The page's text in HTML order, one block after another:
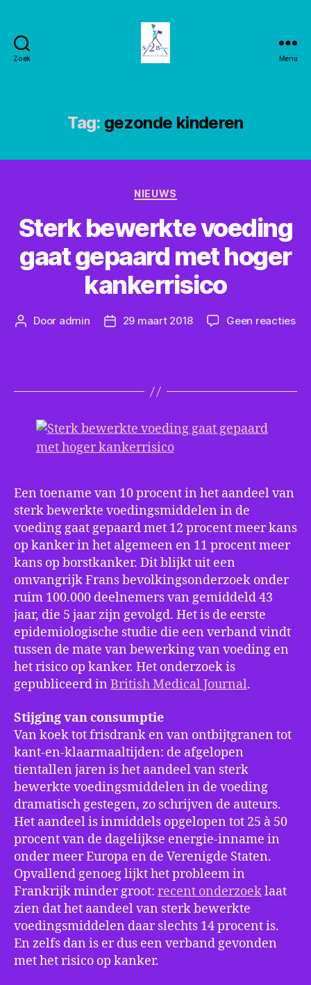
Zoek Menu
Tag: gezonde kinderen
Categorieën
NIEUWS
Sterk bewerkte voeding
gaat gepaard met hoger
kankerrisico
Berichtauteur
Door admin Berichtdatum
29 maart 2018 Geen reactiesop
Een toename van 10 procent in het aandeel van
sterk bewerkte voedingsmiddelen in de
voeding gaat gepaard met 12 procent meer kans
op kanker in het algemeen en 11 procent meer
kans op borstkanker. Dit blijkt uit een
omvangrijk Frans bevolkingsonderzoek onder
ruim 100.000 deelnemers van gemiddeld 43
jaar, die 5 jaar zijn gevolgd. Het is de eerste
epidemiologische studie die een verband vindt
tussen de mate van bewerking van voeding en
het risico op kanker. Het onderzoek is
gepubliceerd in British Medical Journal.
Stijging van consumptie
Van koek tot frisdrank en van ontbijtgranen tot
kant-en-klaarmaaltijden: de afgelopen
tientallen jaren is het aandeel van sterk
bewerkte voedingsmiddelen in de voeding
dramatisch gestegen, zo schrijven de auteurs.
Het aandeel is inmiddels opgelopen tot 25 à 50
procent van de dagelijkse energie-inname in
onder meer Europa en de Verenigde Staten.
Opvallend genoeg lijkt het probleem in
Frankrijk minder groot: recent onderzoeklaat
zien dat het aandeel van sterk bewerkte
voedingsmiddelen daar slechts 14 procent is.
En zelfs dan is er dus een verband gevonden
met het risico op kanker.